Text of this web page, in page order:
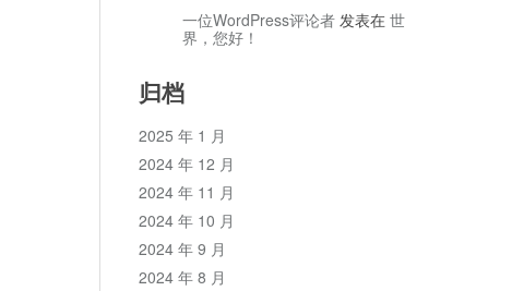
一位WordPress评论者 发表在 世
界，您好！
归档
2025 年 1 月
2024 年 12 月
2024 年 11 月
2024 年 10 月
2024 年 9 月
2024 年 8 月